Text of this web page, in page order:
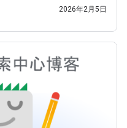
多个领域拥有专业知识，
2026年2月5日